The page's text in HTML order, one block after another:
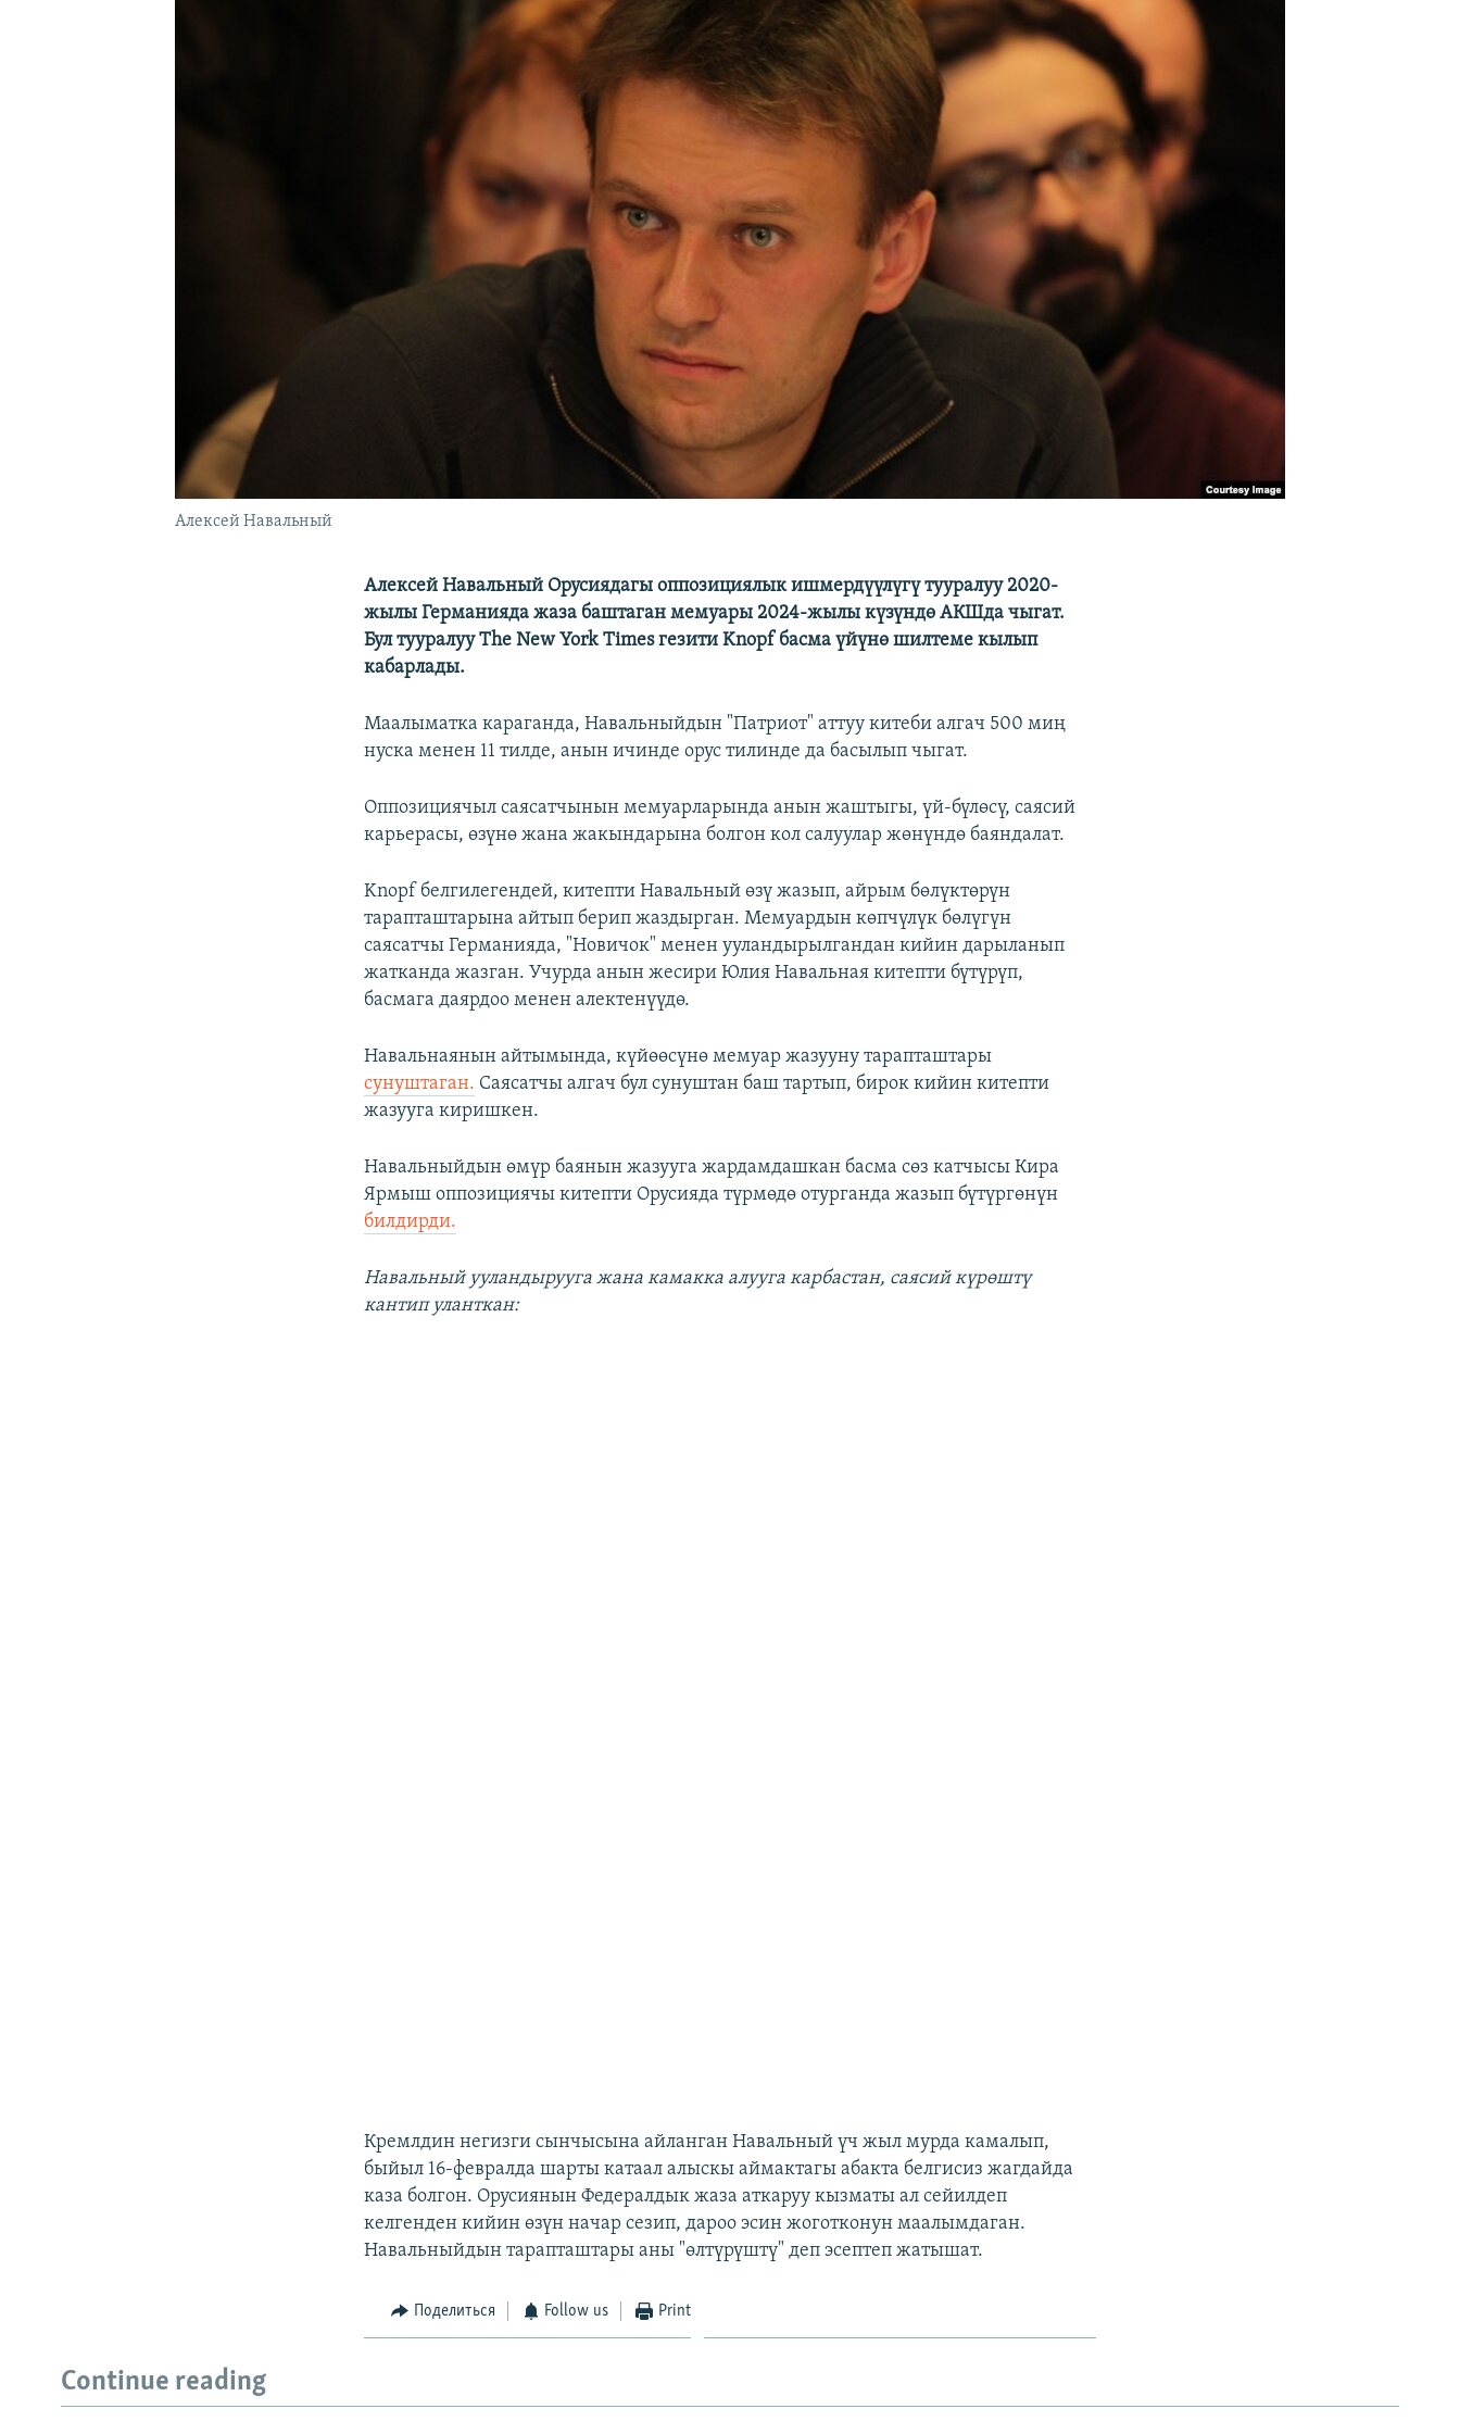
Алексей Навальный
Алексей Навальный Орусиядагы оппозициялык ишмердүүлүгү тууралуу 2020-
жылы Германияда жаза баштаган мемуары 2024-жылы күзүндө АКШда чыгат.
Бул тууралуу The New York Times гезити Knopf басма үйүнө шилтеме кылып
кабарлады.
Маалыматка караганда, Навальныйдын "Патриот" аттуу китеби алгач 500 миң
нуска менен 11 тилде, анын ичинде орус тилинде да басылып чыгат.
Оппозициячыл саясатчынын мемуарларында анын жаштыгы, үй-бүлөсү, саясий
карьерасы, өзүнө жана жакындарына болгон кол салуулар жөнүндө баяндалат.
Knopf белгилегендей, китепти Навальный өзү жазып, айрым бөлүктөрүн
тарапташтарына айтып берип жаздырган. Мемуардын көпчүлүк бөлүгүн
саясатчы Германияда, "Новичок" менен ууландырылгандан кийин дарыланып
жатканда жазган. Учурда анын жесири Юлия Навальная китепти бүтүрүп,
басмага даярдоо менен алектенүүдө.
Навальнаянын айтымында, күйөөсүнө мемуар жазууну тарапташтары
сунуштаган. Саясатчы алгач бул сунуштан баш тартып, бирок кийин китепти
жазууга киришкен.
Навальныйдын өмүр баянын жазууга жардамдашкан басма сөз катчысы Кира
Ярмыш оппозициячы китепти Орусияда түрмөдө отурганда жазып бүтүргөнүн
билдирди.
Навальный ууландырууга жана камакка алууга карбастан, саясий күрөштү
кантип уланткан:
Кремлдин негизги сынчысына айланган Навальный үч жыл мурда камалып,
быйыл 16-февралда шарты катаал алыскы аймактагы абакта белгисиз жагдайда
каза болгон. Орусиянын Федералдык жаза аткаруу кызматы ал сейилдеп
келгенден кийин өзүн начар сезип, дароо эсин жоготконун маалымдаган.
Навальныйдын тарапташтары аны "өлтүрүштү" деп эсептеп жатышат.
Поделиться Follow us Print
Continue reading